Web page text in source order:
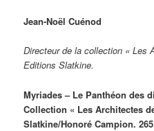
Jean-Noël Cuénod
Directeur de la collection « Les
Editions Slatkine.
Myriades – Le Panthéon des
Collection « Les Architectes
Slatkine/Honoré Campion.